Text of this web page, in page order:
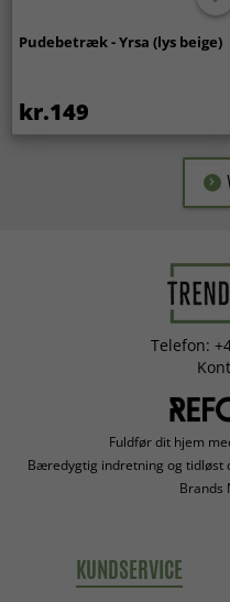
Pudebetræk - Yrsa (lys beige)
kr.149
Telefon:
Fuldfør dit hjem
Bæredygtig indretning og tidløst
Brands
KUNDSERVICE